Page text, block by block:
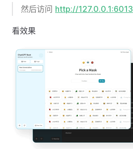
然后访问 http://127.0.0.1:6013
看效果